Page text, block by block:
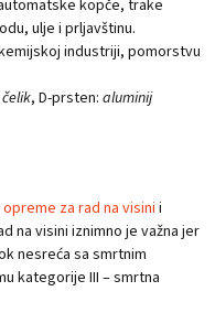
kopče, trake
ulje i prljavštinu.
industriji, pomorstvu
čelik, D-prsten: aluminij
opreme za rad na visini i
na visini iznimno je važna jer
nesreća sa smrtnim
kategorije III – smrtna